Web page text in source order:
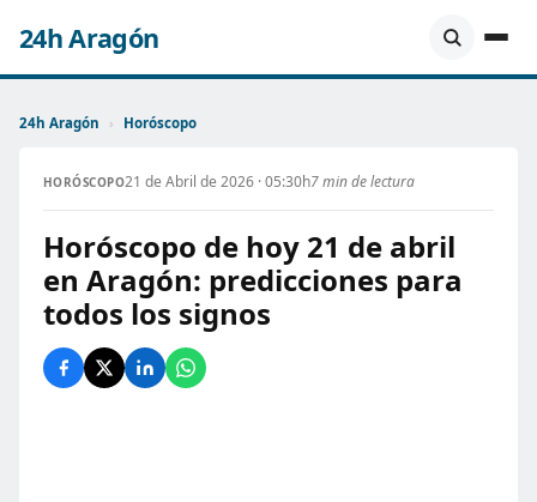
24h Aragón
24h Aragón › Horóscopo
HORÓSCOPO21 de Abril de 2026 · 05:30h7 min de lectura
Horóscopo de hoy 21 de abril
en Aragón: predicciones para
todos los signos